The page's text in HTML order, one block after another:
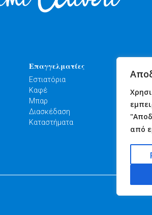
από
Επαγγελματίες
Εστιατόρια
Καφέ
Μπαρ
Διασκέδαση
Καταστήματα